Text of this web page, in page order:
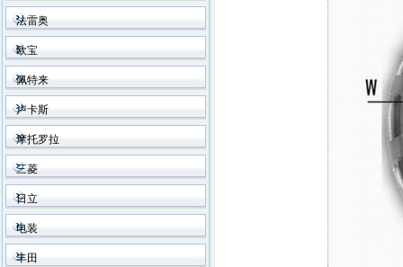
法雷奥
欧宝
佩特来
卢卡斯
摩托罗拉
三菱
日立
电装
丰田